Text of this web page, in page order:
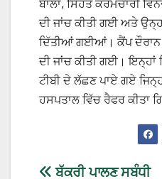
ਬਾਲਾ, ਸਿਹਤ ਕਰਮਚਾਰੀ
ਦੀ ਜਾਂਚ ਕੀਤੀ ਗਈ ਅਤੇ
ਦਿੱਤੀਆਂ ਗਈਆਂ। ਕੈਂਪ ਦੌਰਾਨ
ਦੀ ਜਾਂਚ ਕੀਤੀ ਗਈ। ਇਨ੍ਹਾਂ
ਟੀਬੀ ਦੇ ਲੱਛਣ ਪਾਏ ਗਏ
ਹਸਪਤਾਲ ਵਿੱਚ ਰੈਫਰ ਕੀਤਾ
ਬੱਕਰੀ ਪਾਲਣ ਸਬੰਧੀ